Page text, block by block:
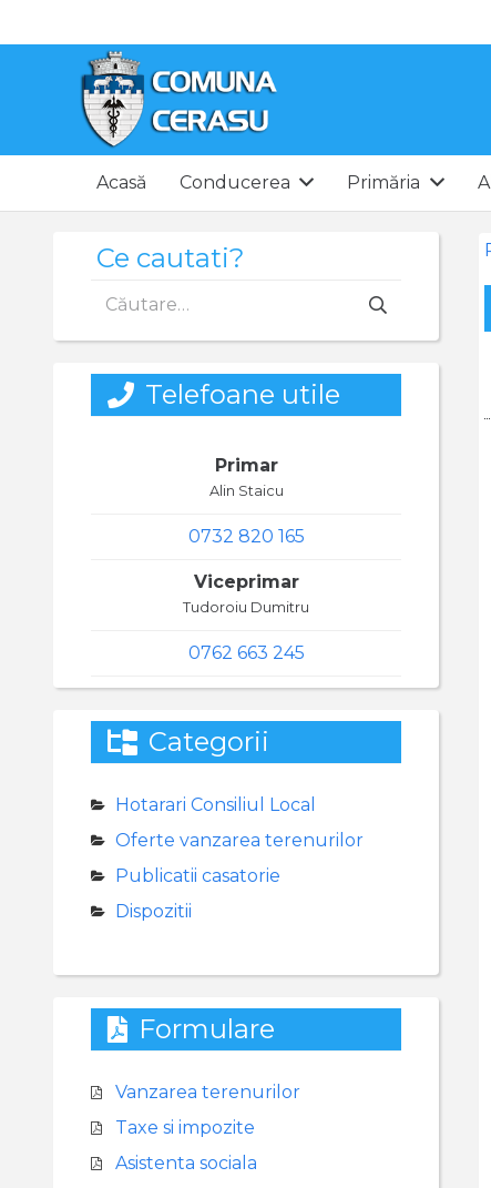
Acasă Conducerea Primăria
Ce cautati?
după:
Telefoane utile
Primar
Alin Staicu
0732 820 165
Viceprimar
Tudoroiu Dumitru
0762 663 245
Categorii
Hotarari Consiliul Local
Oferte vanzarea terenurilor
Publicatii casatorie
Dispozitii
Formulare
Vanzarea terenurilor
Taxe si impozite
Asistenta sociala